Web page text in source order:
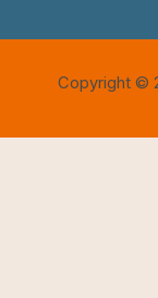
Copyright ©